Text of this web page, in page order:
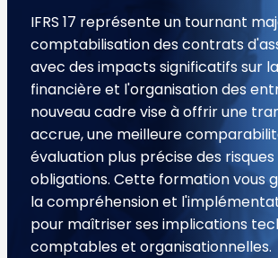
IFRS 17 représente un tournant
comptabilisation des contrats
avec des impacts significatifs sur
financière et l'organisation des
nouveau cadre vise à offrir une
accrue, une meilleure
évaluation plus précise des
obligations. Cette formation vous
la compréhension et
pour maîtriser ses implications
comptables et organisationnelles.